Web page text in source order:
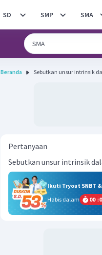
SD SMP SMA
Beranda Sebutkan unsur intrinsik
Pertanyaan
Sebutkan unsur intrinsik
Ikuti Tryout SNBT
Habis dalam
00 :